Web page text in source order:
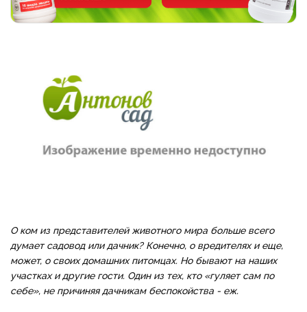
О ком из представителей животного мира больше всего
думает садовод или дачник? Конечно, о вредителях и еще,
может, о своих домашних питомцах. Но бывают на наших
участках и другие гости. Один из тех, кто«гуляет сам по
себе», не причиняя дачникам беспокойства - еж.